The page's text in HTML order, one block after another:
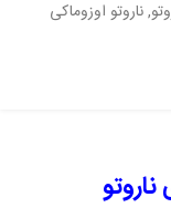
,ناروتو اوزوماکی